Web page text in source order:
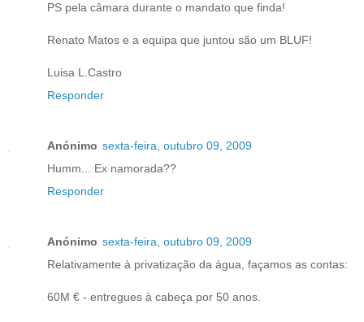
PS pela câmara durante o mandato que finda!
Renato Matos e a equipa que juntou são um BLUF!
Luisa L.Castro
Responder
Anónimo sexta-feira, outubro 09, 2009
Humm... Ex namorada??
Responder
Anónimo sexta-feira, outubro 09, 2009
Relativamente à privatização da água, façamos as contas:
60M € - entregues à cabeça por 50 anos.